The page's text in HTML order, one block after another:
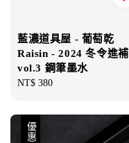
藍濃道具屋 - 葡萄乾
Raisin - 2024 冬令進補
vol.3 鋼筆墨水
Regular
NT$ 380
優惠